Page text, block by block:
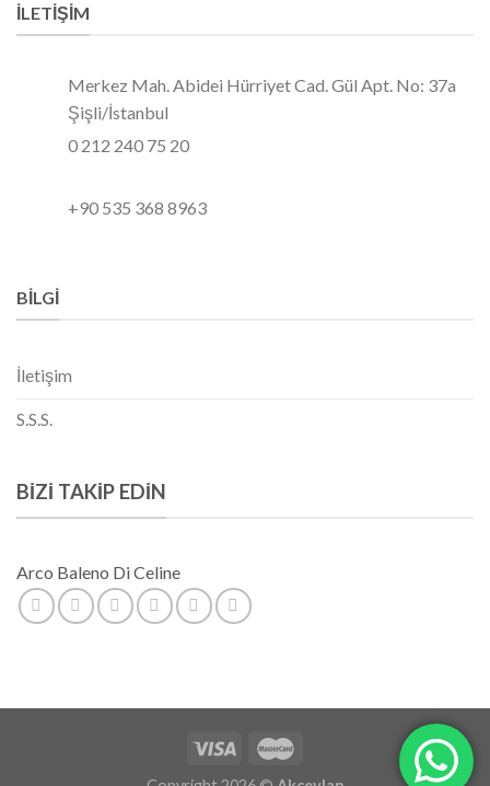
İLETIŞIM
Merkez Mah. Abidei Hürriyet Cad. Gül Apt. No: 37a
Şişli/İstanbul
0 212 240 75 20
+90 535 368 8963
BILGI
İletişim
S.S.S.
BIZI TAKIP EDIN
Arco Baleno Di Celine